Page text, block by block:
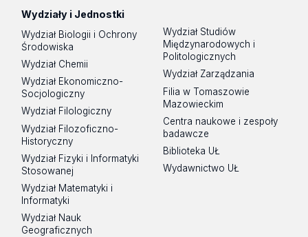
Wydziały i Jednostki
Wydział Biologii i Ochrony
Środowiska
Wydział Chemii
Wydział Ekonomiczno-
Socjologiczny
Wydział Filologiczny
Wydział Filozoficzno-
Historyczny
Wydział Fizyki i Informatyki
Stosowanej
Wydział Matematyki i
Informatyki
Wydział Nauk
Geograficznych
Wydział Studiów
Międzynarodowych i
Politologicznych
Wydział Zarządzania
Filia w Tomaszowie
Mazowieckim
Centra naukowe i zespoły
badawcze
Biblioteka UŁ
Wydawnictwo UŁ